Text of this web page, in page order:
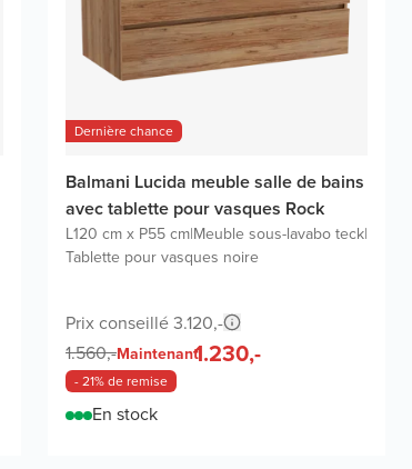
Dernière chance
Balmani Lucida meuble salle de bains
avec tablette pour vasques Rock
L120 cm x P55 cm|Meuble sous-lavabo teck|
Tablette pour vasques noire
Prix conseillé 3.120,-
1.560,-Maintenant1.230,-
- 21% de remise
En stock